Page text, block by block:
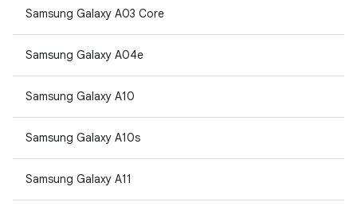
Samsung Galaxy A03 Core
Samsung Galaxy A04e
Samsung Galaxy A10
Samsung Galaxy A10s
Samsung Galaxy A11